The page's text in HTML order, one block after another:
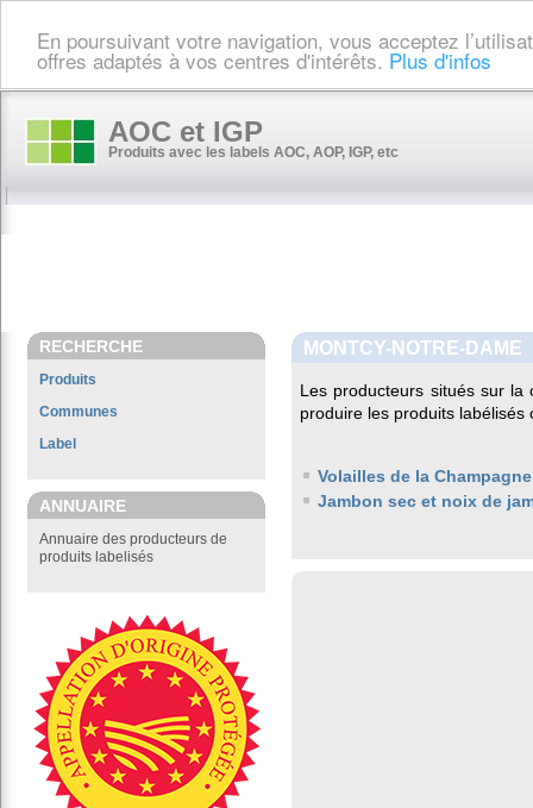
En poursuivant votre navigation, vous acceptez
offres adaptés à vos centres d'intérêts. Plus d'infos
AOC et IGP
Produits avec les labels AOC, AOP, IGP, etc
RECHERCHE
Produits
Communes
Label
ANNUAIRE
Annuaire des producteurs de
produits labelisés
MONTCY-NOTRE-DAME
Les producteurs situés sur la
produire les produits labélisés
Volailles de la Champagne
Jambon sec et noix de